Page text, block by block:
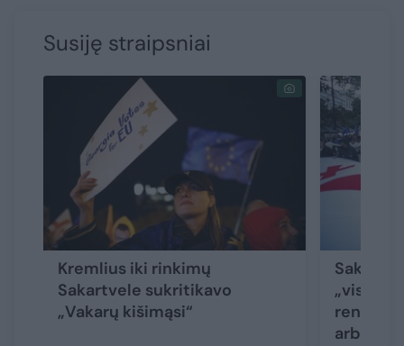
Susiję straipsniai
Kremlius iki rinkimų
Sakartvele sukritikavo
„Vakarų kišimąsi“
„viso
renkasi
arba